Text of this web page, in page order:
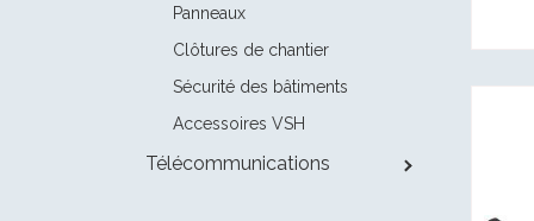
Panneaux
Clôtures de chantier
Sécurité des bâtiments
Accessoires VSH
Télécommunications